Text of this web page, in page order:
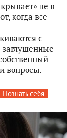
не в
когда все
с
заглушенные
вопросы.
Познать себя